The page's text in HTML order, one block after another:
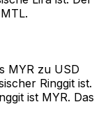
MYR zu USD
Ringgit ist.
ist MYR. Das